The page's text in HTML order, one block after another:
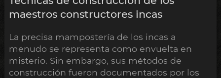
maestros constructores incas
La precisa mampostería de los incas a
menudo se representa como envuelta en
misterio. Sin embargo, sus métodos de
construcción fueron documentados por los